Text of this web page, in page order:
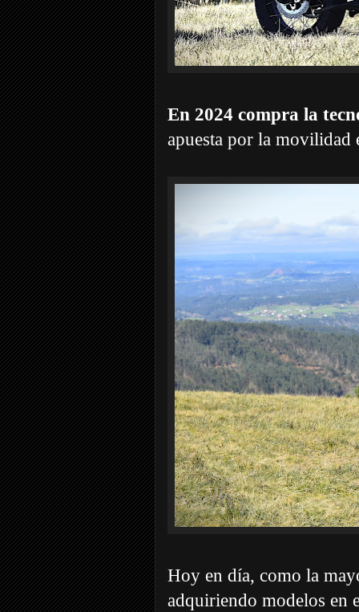
En 2024 compra la
apuesta por la movilidad
Hoy en día, como la
adquiriendo modelos en